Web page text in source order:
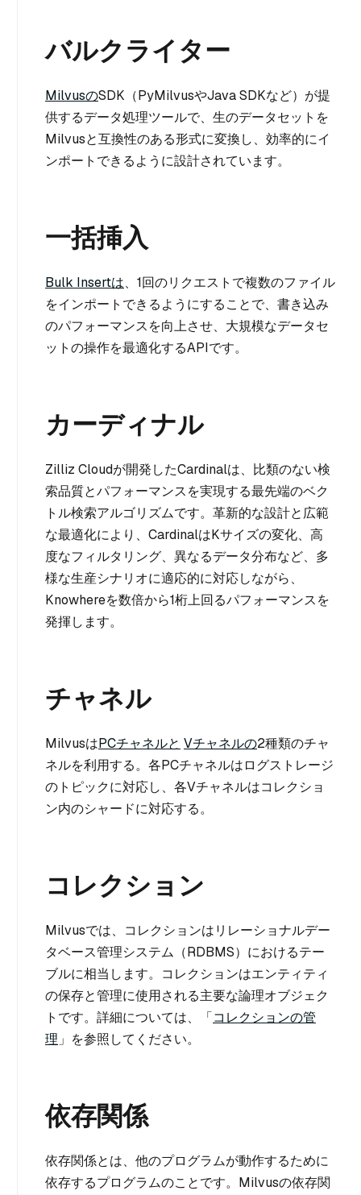
バルクライター
MilvusのSDK（PyMilvusやJava SDKなど）が提
供するデータ処理ツールで、生のデータセットを
Milvusと互換性のある形式に変換し、効率的にイ
ンポートできるように設計されています。
一括挿入
Bulk Insertは、1回のリクエストで複数のファイル
をインポートできるようにすることで、書き込み
のパフォーマンスを向上させ、大規模なデータセ
ットの操作を最適化するAPIです。
カーディナル
Zilliz Cloudが開発したCardinalは、比類のない検
索品質とパフォーマンスを実現する最先端のベク
トル検索アルゴリズムです。革新的な設計と広範
な最適化により、CardinalはKサイズの変化、高
度なフィルタリング、異なるデータ分布など、多
様な生産シナリオに適応的に対応しながら、
Knowhereを数倍から1桁上回るパフォーマンスを
発揮します。
チャネル
MilvusはPCチャネルと Vチャネルの2種類のチャ
ネルを利用する。各PCチャネルはログストレージ
のトピックに対応し、各Vチャネルはコレクショ
ン内のシャードに対応する。
コレクション
Milvusでは、コレクションはリレーショナルデー
タベース管理システム（RDBMS）におけるテー
ブルに相当します。コレクションはエンティティ
の保存と管理に使用される主要な論理オブジェク
トです。詳細については、「コレクションの管
理 」を参照してください。
依存関係
依存関係とは、他のプログラムが動作するために
依存するプログラムのことです。Milvusの依存関